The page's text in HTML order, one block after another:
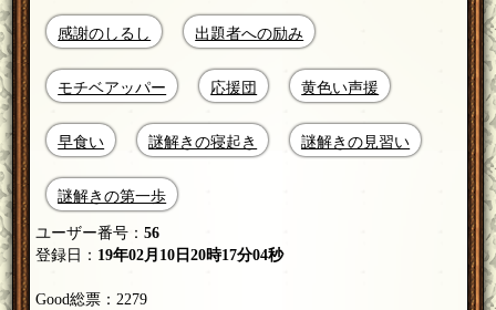
感謝のしるし 出題者への励み
モチベアッパー 応援団 黄色い声援
早食い 謎解きの寝起き 謎解きの見習い
謎解きの第一歩
ユーザー番号：56
登録日： 19年02月10日20時17分04秒
Good総票：2279